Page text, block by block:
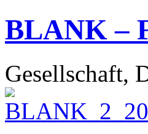
BLANK –
Gesellschaft,